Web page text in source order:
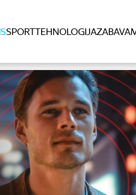
SPORTTEHNOLOGIJAZABAVA